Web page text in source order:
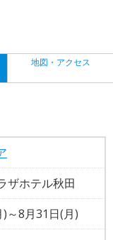
地図・アクセス
ザホテル秋田
～8月31日(月)